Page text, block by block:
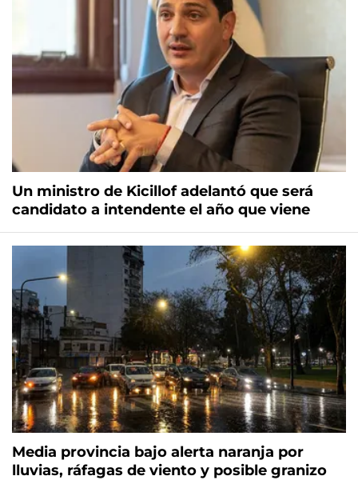
Un ministro de Kicillof adelantó que será
candidato a intendente el año que viene
Media provincia bajo alerta naranja por
lluvias, ráfagas de viento y posible granizo